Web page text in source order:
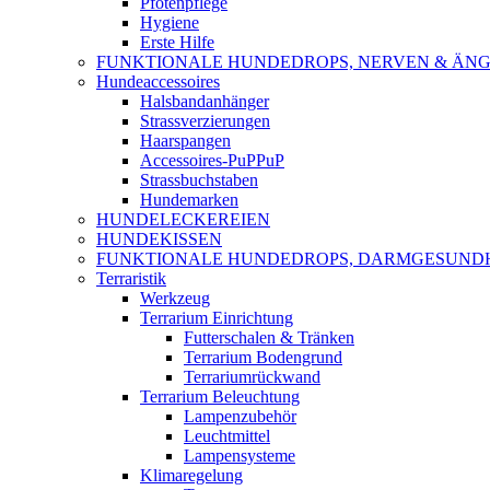
Hygiene
Erste Hilfe
FUNKTIONALE HUNDEDROPS, NERVEN &
Hundeaccessoires
Halsbandanhänger
Strassverzierungen
Haarspangen
Accessoires-PuPPuP
Strassbuchstaben
Hundemarken
HUNDELECKEREIEN
HUNDEKISSEN
FUNKTIONALE HUNDEDROPS,
Terraristik
Werkzeug
Terrarium Einrichtung
Futterschalen & Tränken
Terrarium Bodengrund
Terrariumrückwand
Terrarium Beleuchtung
Lampenzubehör
Leuchtmittel
Lampensysteme
Klimaregelung